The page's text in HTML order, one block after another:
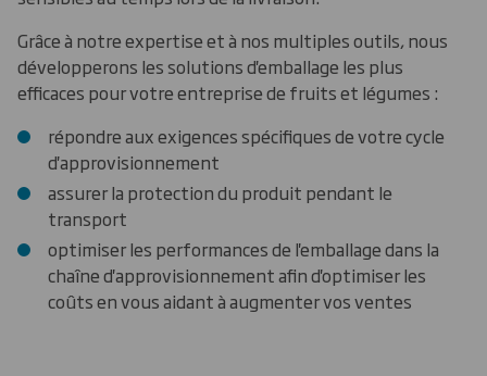
Grâce à notre expertise et à nos multiples outils, nous
développerons les solutions d'emballage les plus
efficaces pour votre entreprise de fruits et légumes :
répondre aux exigences spécifiques de votre cycle
d'approvisionnement
assurer la protection du produit pendant le
transport
optimiser les performances de l'emballage dans la
chaîne d'approvisionnement afin d'optimiser les
coûts en vous aidant à augmenter vos ventes